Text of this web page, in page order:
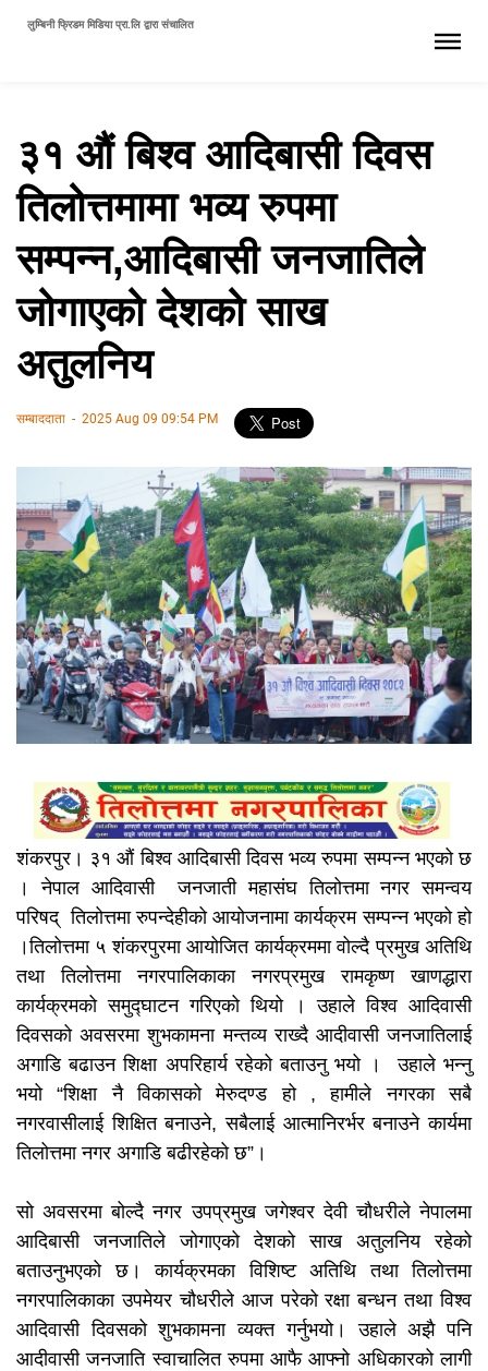
लुम्बिनी फ्रिडम मिडिया प्रा.लि द्वारा संचालित
३१ औं बिश्व आदिबासी दिवस
तिलोत्तमामा भव्य रुपमा
सम्पन्न,आदिबासी जनजातिले
जोगाएको देशको साख
अतुलनिय
सम्बाददाता - 2025 Aug 09 09:54 PM
शंकरपुर। ३१ औं बिश्व आदिबासी दिवस भव्य रुपमा सम्पन्न भएको छ
। नेपाल आदिवासी जनजाती महासंघ तिलोत्तमा नगर समन्वय
परिषद् तिलोत्तमा रुपन्देहीको आयोजनामा कार्यक्रम सम्पन्न भएको हो
।तिलोत्तमा ५ शंकरपुरमा आयोजित कार्यक्रममा वोल्दै प्रमुख अतिथि
तथा तिलोत्तमा नगरपालिकाका नगरप्रमुख रामकृष्ण खाणद्धारा
कार्यक्रमको समुद्घाटन गरिएको थियो । उहाले विश्व आदिवासी
दिवसको अवसरमा शुभकामना मन्तव्य राख्दै आदीवासी जनजातिलाई
अगाडि बढाउन शिक्षा अपरिहार्य रहेको बताउनु भयो । उहाले भन्नु
भयो “शिक्षा नै विकासको मेरुदण्ड हो , हामीले नगरका सबै
नगरवासीलाई शिक्षित बनाउने, सबैलाई आत्मानिरर्भर बनाउने कार्यमा
तिलोत्तमा नगर अगाडि बढीरहेको छ”।
सो अवसरमा बोल्दै नगर उपप्रमुखजगेश्वर देवीचौधरीले नेपालमा
आदिबासी जनजातिले जोगाएको देशको साख अतुलनिय रहेको
बताउनुभएको छ। कार्यक्रमका विशिष्ट अतिथि तथा तिलोत्तमा
नगरपालिकाका उपमेयर चौधरीले आज परेको रक्षा बन्धन तथा विश्व
आदिवासी दिवसको शुभकामना व्यक्त गर्नुभयो। उहाले अझै पनि
आदीवासी जनजाति स्वाचालित रुपमा आफै आफ्नो अधिकारको लागी